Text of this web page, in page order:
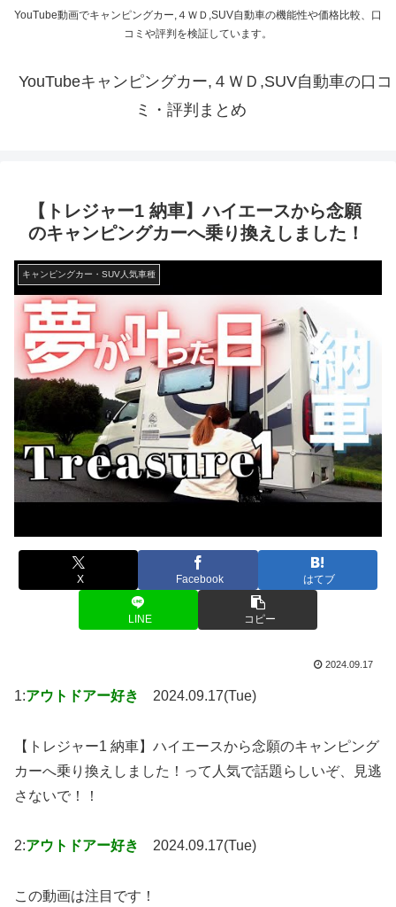
YouTube動画でキャンピングカー,４ＷＤ,SUV自動車の機能性や価格比較、口
コミや評判を検証しています。
YouTubeキャンピングカー,４ＷＤ,SUV自動車の口コ
ミ・評判まとめ
【トレジャー1 納車】ハイエースから念願
のキャンピングカーへ乗り換えしました！
キャンピングカー・SUV人気車種
X Facebook はてブ
LINE コピー
2024.09.17
1:アウトドアー好き 2024.09.17(Tue)
【トレジャー1 納車】ハイエースから念願のキャンピング
カーへ乗り換えしました！って人気で話題らしいぞ、見逃
さないで！！
2:アウトドアー好き 2024.09.17(Tue)
この動画は注目です！